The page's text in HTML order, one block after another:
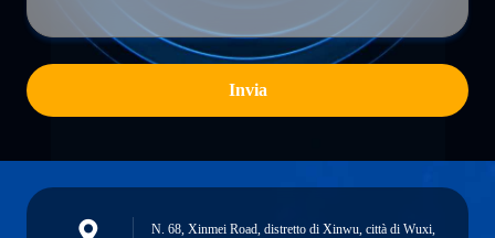
Invia
N. 68, Xinmei Road, distretto di Xinwu, città di Wuxi,